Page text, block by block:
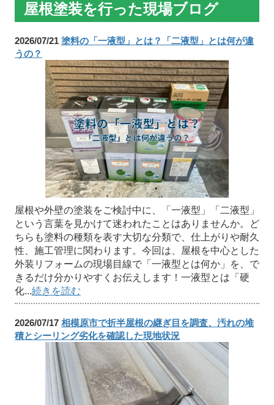
屋根塗装を行った現場ブログ
2026/07/21 塗料の「一液型」とは？「二液型」とは何が違
うの？
屋根や外壁の塗装をご検討中に、「一液型」「二液型」
という言葉を見かけて迷われたことはありませんか。ど
ちらも塗料の種類を表す大切な分類で、仕上がりや耐久
性、施工管理に関わります。今回は、屋根を中心とした
外装リフォームの現場目線で「一液型とは何か」を、で
きるだけ分かりやすくお伝えします！一液型とは「硬
化...続きを読む
2026/07/17 相模原市で折半屋根の継ぎ目を調査、汚れの堆
積とシーリング劣化を確認した現地状況